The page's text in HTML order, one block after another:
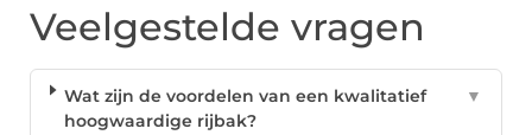
Veelgestelde vragen
Wat zijn de voordelen van een kwalitatief
hoogwaardige rijbak?
▼